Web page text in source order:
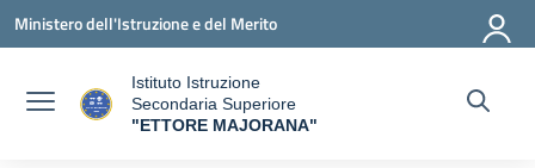
Vai ai contenuti
Vai al menu di navigazione
Vai al footer
Ministero dell'Istruzione e del Merito
Istituto Istruzione
Secondaria Superiore
"ETTORE MAJORANA"